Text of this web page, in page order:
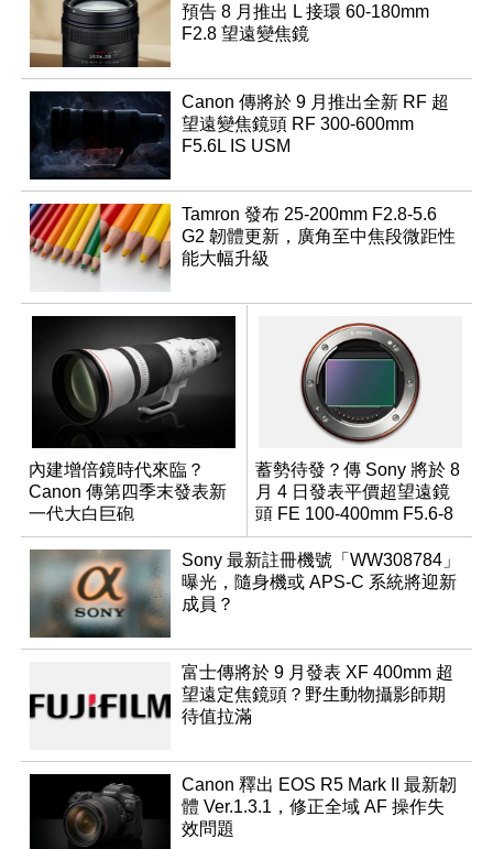
預告 8 月推出 L 接環 60-180mm
F2.8 望遠變焦鏡
Canon 傳將於 9 月推出全新 RF 超
望遠變焦鏡頭 RF 300-600mm
F5.6L IS USM
Tamron 發布 25-200mm F2.8-5.6
G2 韌體更新，廣角至中焦段微距性
能大幅升級
內建增倍鏡時代來臨？
Canon 傳第四季末發表新
一代大白巨砲
蓄勢待發？傳 Sony 將於 8
月 4 日發表平價超望遠鏡
頭 FE 100-400mm F5.6-8
Sony 最新註冊機號「WW308784」
曝光，隨身機或 APS-C 系統將迎新
成員？
富士傳將於 9 月發表 XF 400mm 超
望遠定焦鏡頭？野生動物攝影師期
待值拉滿
Canon 釋出 EOS R5 Mark II 最新韌
體 Ver.1.3.1，修正全域 AF 操作失
效問題